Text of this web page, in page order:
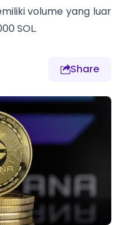
volume yang luar
SOL.
Share